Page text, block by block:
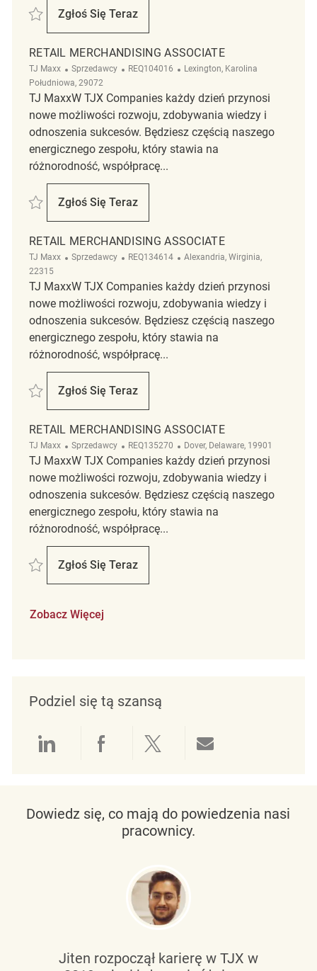
Zapisać Retail Merchandising Associate REQ125983
Zgłoś Się Teraz
Retail Merchandising Associate
RETAIL MERCHANDISING ASSOCIATE
TJ Maxx Kategoria
Sprzedawcy ReqId
REQ104016 Lokalizacja
Lexington, Karolina
Południowa, 29072
TJ MaxxW TJX Companies każdy dzień przynosi
nowe możliwości rozwoju, zdobywania wiedzy i
odnoszenia sukcesów. Będziesz częścią naszego
energicznego zespołu, który stawia na
różnorodność, współpracę...
Zapisać Retail Merchandising Associate REQ104016
Zgłoś Się Teraz
Retail Merchandising Associate
RETAIL MERCHANDISING ASSOCIATE
TJ Maxx Kategoria
Sprzedawcy ReqId
REQ134614 Lokalizacja
Alexandria, Wirginia,
22315
TJ MaxxW TJX Companies każdy dzień przynosi
nowe możliwości rozwoju, zdobywania wiedzy i
odnoszenia sukcesów. Będziesz częścią naszego
energicznego zespołu, który stawia na
różnorodność, współpracę...
Zapisać Retail Merchandising Associate REQ134614
Zgłoś Się Teraz
Retail Merchandising Associate
RETAIL MERCHANDISING ASSOCIATE
TJ Maxx Kategoria
Sprzedawcy ReqId
REQ135270 Lokalizacja
Dover, Delaware, 19901
TJ MaxxW TJX Companies każdy dzień przynosi
nowe możliwości rozwoju, zdobywania wiedzy i
odnoszenia sukcesów. Będziesz częścią naszego
energicznego zespołu, który stawia na
różnorodność, współpracę...
Zapisać Retail Merchandising Associate REQ135270
Zgłoś Się Teraz
Retail Merchandising Associate
Zobacz Więcej
Podziel się tą szansą
Udostępnianie przez LinkedIn
Udostępnianie przez
Udostępnij przez
Dowiedz się, co mają do powiedzenia nasi
pracownicy.
Jiten rozpoczął karierę w TJX w